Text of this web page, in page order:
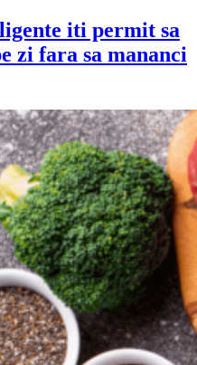
iti permit sa
zi fara sa mananci